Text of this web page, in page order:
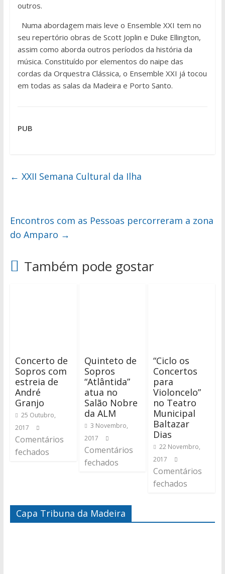
outros.
Numa abordagem mais leve o Ensemble XXI tem no
seu repertório obras de Scott Joplin e Duke Ellington,
assim como aborda outros períodos da história da
música. Constituído por elementos do naipe das
cordas da Orquestra Clássica, o Ensemble XXI já tocou
em todas as salas da Madeira e Porto Santo.
PUB
← XXII Semana Cultural da Ilha
Encontros com as Pessoas percorreram a zona
do Amparo →
Também pode gostar
Concerto de
Sopros com
estreia de
André
Granjo
25 Outubro,
2017
Comentários
fechados
Quinteto de
Sopros
“Atlântida”
atua no
Salão Nobre
da ALM
3 Novembro,
2017
Comentários
fechados
“Ciclo os
Concertos
para
Violoncelo”
no Teatro
Municipal
Baltazar
Dias
22 Novembro,
2017
Comentários
fechados
Capa Tribuna da Madeira